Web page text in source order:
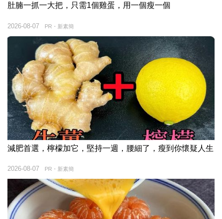
肚腩一抓一大把，只需1個雞蛋，用一個瘦一個
PR・新素簡
2026-08-07
減肥首選，檸檬加它，堅持一週，腰細了，瘦到你懷疑人生
PR・新素簡
2026-08-07